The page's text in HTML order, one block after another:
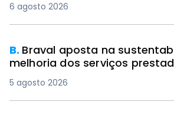
6 agosto 2026
B. Braval aposta na
melhoria dos serviços
5 agosto 2026